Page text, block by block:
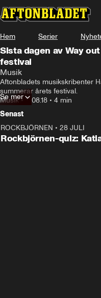
Hem Serier
Sista dagen av Way
festival
Musik
Aftonbladets musikskribenter
summerar årets festival.
Musik• 11.08.18 • 4 min
Se mer
Senast
ROCKBJÖRNEN • 28 JULI
Rockbjörnen-quiz: